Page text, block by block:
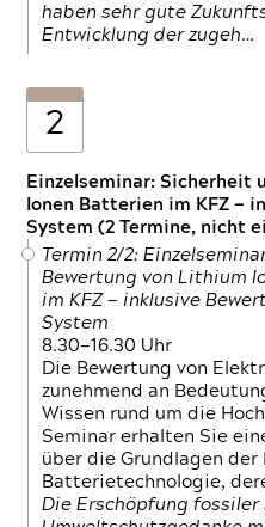
haben sehr gute
Entwicklung der zugeh…
2
Einzelseminar: Sicherheit
Ionen Batterien im KFZ —
System (2 Termine, nicht
Termin 2/2:
Bewertung von Lithium
im KFZ — inklusive
System
8.30—16.30 Uhr
Die Bewertung von
zunehmend an
Wissen rund um die
Seminar erhalten Sie
über die Grundlagen
Batterietechnologie,
Die Erschöpfung